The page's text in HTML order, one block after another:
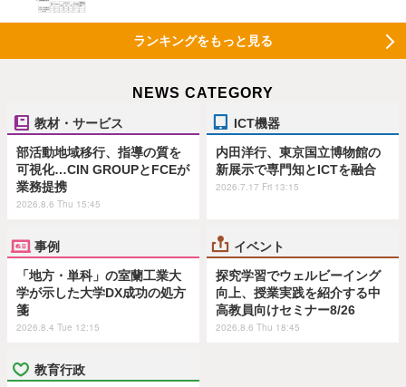
ランキングをもっと見る
NEWS CATEGORY
教材・サービス
部活動地域移行、指導の質を
可視化…CIN GROUPとFCEが
業務提携
2026.8.6 Thu 15:45
ICT機器
内田洋行、東京国立博物館の
新展示で専門知とICTを融合
2026.7.17 Fri 13:15
事例
「地方・単科」の室蘭工業大
学が示した大学DX成功の処方
箋
2026.8.4 Tue 12:15
イベント
探究学習でウェルビーイング
向上、授業実践を紹介する中
高教員向けセミナー8/26
2026.8.6 Thu 18:45
教育行政